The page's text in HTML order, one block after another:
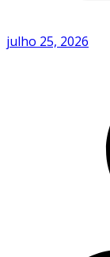
julho 25, 2026